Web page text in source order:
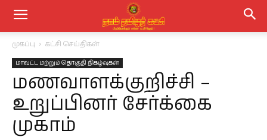
முகப்பு கட்சி செய்திகள்
மாவட்ட மற்றும் தொகுதி நிகழ்வுகள்
மணவாளக்குறிச்சி –
உறுப்பினர் சேர்க்கை
முகாம்